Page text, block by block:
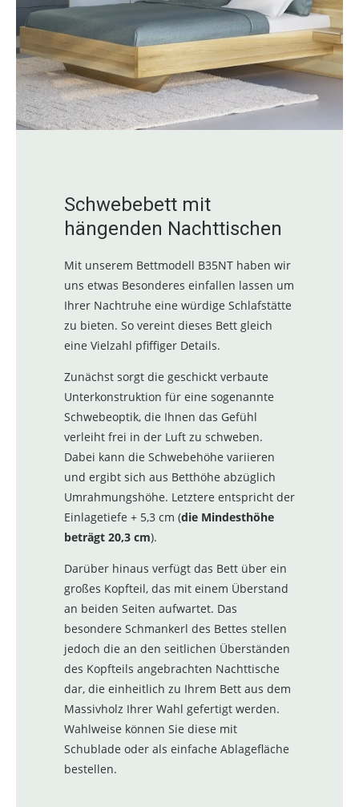
Schwebebett mit
hängenden Nachttischen
Mit unserem Bettmodell B35NT haben wir
uns etwas Besonderes einfallen lassen um
Ihrer Nachtruhe eine würdige Schlafstätte
zu bieten. So vereint dieses Bett gleich
eine Vielzahl pfiffiger Details.
Zunächst sorgt die geschickt verbaute
Unterkonstruktion für eine sogenannte
Schwebeoptik, die Ihnen das Gefühl
verleiht frei in der Luft zu schweben.
Dabei kann die Schwebehöhe variieren
und ergibt sich aus Betthöhe abzüglich
Umrahmungshöhe. Letztere entspricht der
Einlagetiefe + 5,3 cm (die Mindesthöhe
beträgt 20,3 cm).
Darüber hinaus verfügt das Bett über ein
großes Kopfteil, das mit einem Überstand
an beiden Seiten aufwartet. Das
besondere Schmankerl des Bettes stellen
jedoch die an den seitlichen Überständen
des Kopfteils angebrachten Nachttische
dar, die einheitlich zu Ihrem Bett aus dem
Massivholz Ihrer Wahl gefertigt werden.
Wahlweise können Sie diese mit
Schublade oder als einfache Ablagefläche
bestellen.